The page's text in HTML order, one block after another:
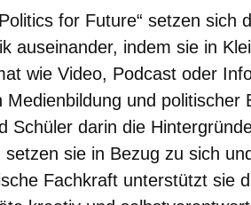
for Future“ setzen sich
auseinander, indem sie in
wie Video, Podcast oder
Medienbildung und politischer
Schüler darin die
setzen sie in Bezug zu sich
Fachkraft unterstützt sie